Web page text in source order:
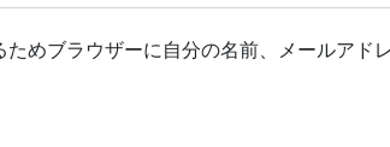
めブラウザーに自分の名前、メールアド